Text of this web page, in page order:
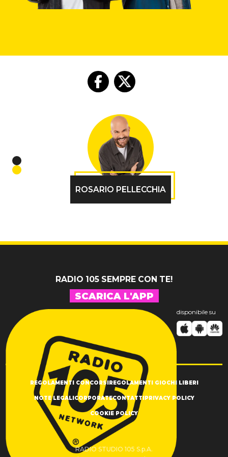
ROSARIO PELLECCHIA
RADIO 105 SEMPRE CON TE!
SCARICA L'APP
disponibile su
REGOLAMENTI CONCORSIREGOLAMENTI GIOCHI LIBERI
NOTE LEGALICORPORATECONTATTIPRIVACY POLICY
COOKIE POLICY
RADIO STUDIO 105 S.p.A.